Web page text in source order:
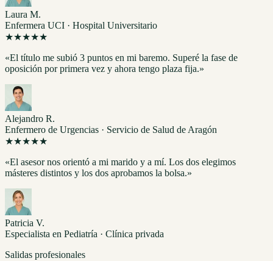
Laura M.
Enfermera UCI · Hospital Universitario
★★★★★
«El título me subió 3 puntos en mi baremo. Superé la fase de
oposición por primera vez y ahora tengo plaza fija.»
Alejandro R.
Enfermero de Urgencias · Servicio de Salud de Aragón
★★★★★
«El asesor nos orientó a mi marido y a mí. Los dos elegimos
másteres distintos y los dos aprobamos la bolsa.»
Patricia V.
Especialista en Pediatría · Clínica privada
Salidas profesionales